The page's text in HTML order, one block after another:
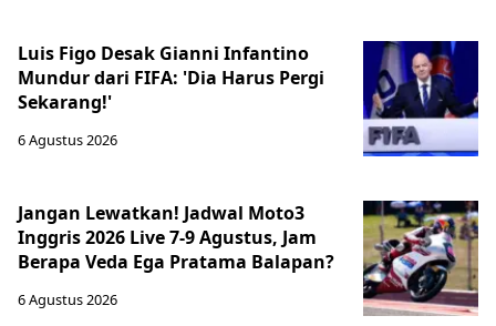
Luis Figo Desak Gianni Infantino
Mundur dari FIFA: 'Dia Harus Pergi
Sekarang!'
6 Agustus 2026
Jangan Lewatkan! Jadwal Moto3
Inggris 2026 Live 7-9 Agustus, Jam
Berapa Veda Ega Pratama Balapan?
6 Agustus 2026